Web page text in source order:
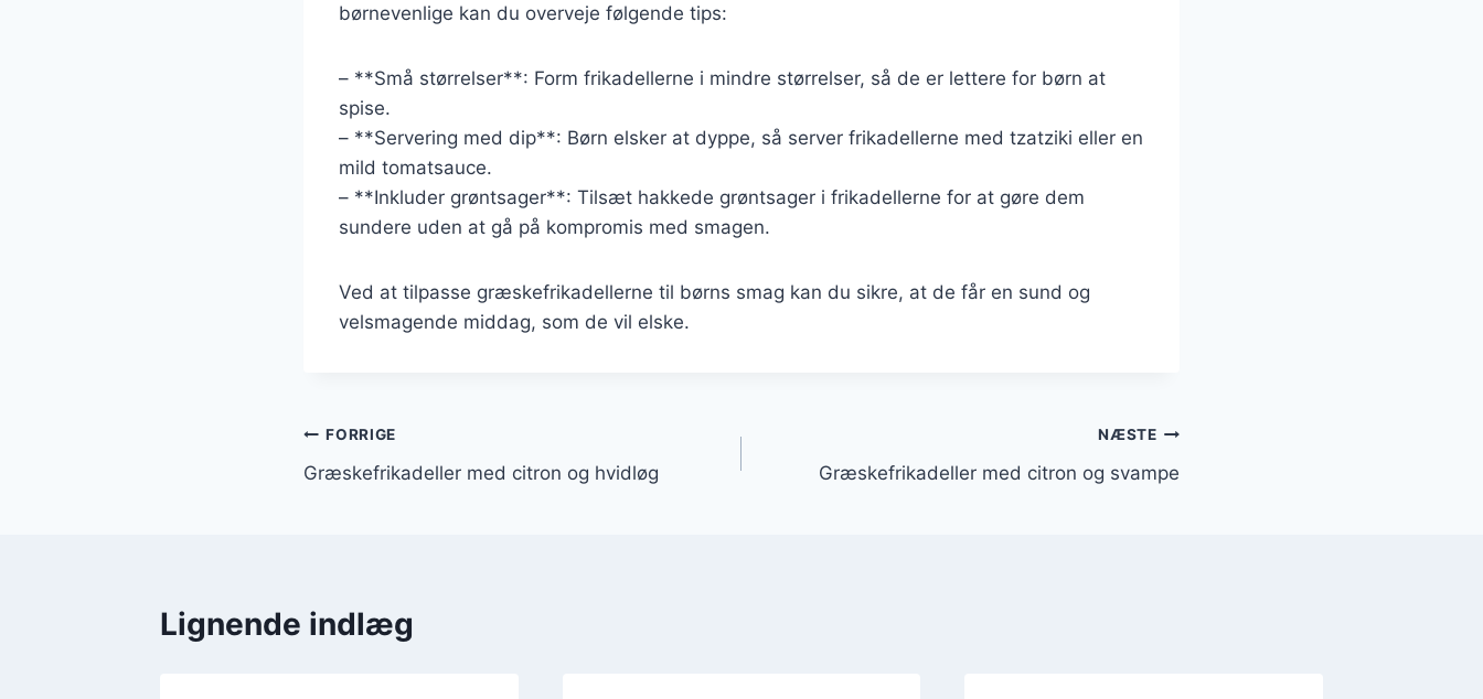
børnevenlige kan du overveje følgende tips:
– **Små størrelser**: Form frikadellerne i mindre størrelser, så de er lettere for børn at
spise.
– **Servering med dip**: Børn elsker at dyppe, så server frikadellerne med tzatziki eller en
mild tomatsauce.
– **Inkluder grøntsager**: Tilsæt hakkede grøntsager i frikadellerne for at gøre dem
sundere uden at gå på kompromis med smagen.
Ved at tilpasse græskefrikadellerne til børns smag kan du sikre, at de får en sund og
velsmagende middag, som de vil elske.
Indlægsnavigation
FORRIGE
Græskefrikadeller med citron og hvidløg
NÆSTE
Græskefrikadeller med citron og svampe
Lignende indlæg